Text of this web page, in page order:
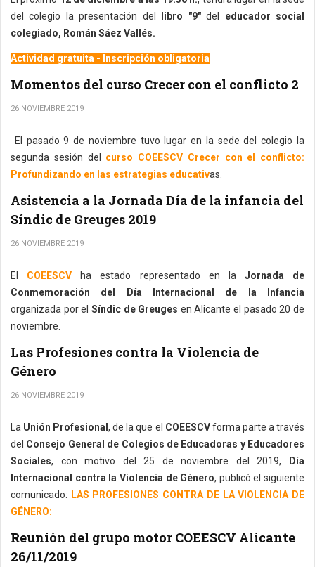
del colegio la presentación del
libro "9"del educador social
colegiado, Román Sáez Vallés.
Actividad gratuita - Inscripción obligatoria
Momentos del curso Crecer con el conflicto 2
26 NOVIEMBRE 2019
El pasado 9 de noviembre tuvo lugar en la sede del colegio la
segunda sesión del curso COEESCV Crecer con el conflicto:
Profundizando en las estrategias educativas.
Asistencia a la Jornada Día de la infancia del
Síndic de Greuges 2019
26 NOVIEMBRE 2019
El COEESCV ha estado representado en la Jornada de
Conmemoración del Día Internacional de la Infancia
organizada por el Síndic de Greuges en Alicante el pasado 20 de
noviembre.
Las Profesiones contra la Violencia de
Género
26 NOVIEMBRE 2019
La Unión Profesional, de la que el COEESCVforma parte a través
del Consejo General de Colegios de Educadoras y Educadores
Sociales, con motivo del 25 de noviembre del 2019,
Día
Internacional contra la Violencia de Género, publicó el siguiente
comunicado: LAS PROFESIONES CONTRA DE LA VIOLENCIA DE
GÉNERO:
Reunión del grupo motor COEESCV Alicante
26/11/2019